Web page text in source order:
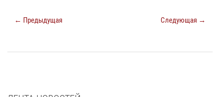
← Предыдущая Следующая →